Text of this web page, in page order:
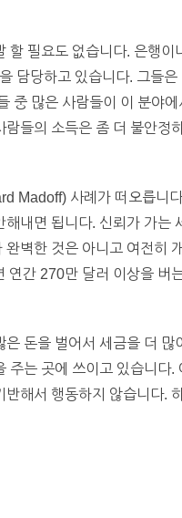
필요도 없습니다. 은행이
담당하고 있습니다. 그들은
중 많은 사람들이 이 분야
들의 소득은 좀 더 불안정
Madoff) 사례가 떠오릅니다
내면 됩니다. 신뢰가 가는
벽한 것은 아니고 여전히
연간 270만 달러 이상을 버
돈을 벌어서 세금을 더 많
는 곳에 쓰이고 있습니다.
해서 행동하지 않습니다.